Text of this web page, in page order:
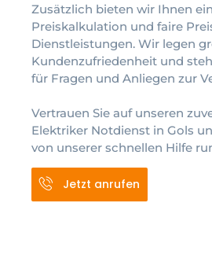
Zusätzlich bieten wir Ihnen
Preiskalkulation und faire
Dienstleistungen. Wir legen
Kundenzufriedenheit und
für Fragen und Anliegen zur
Vertrauen Sie auf unseren
Elektriker Notdienst in Gols
von unserer schnellen Hilfe
Jetzt anrufen